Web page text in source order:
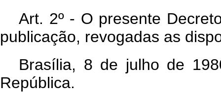
Art. 2º - O presente
publicação, revogadas as
Brasília, 8 de julho de
República.